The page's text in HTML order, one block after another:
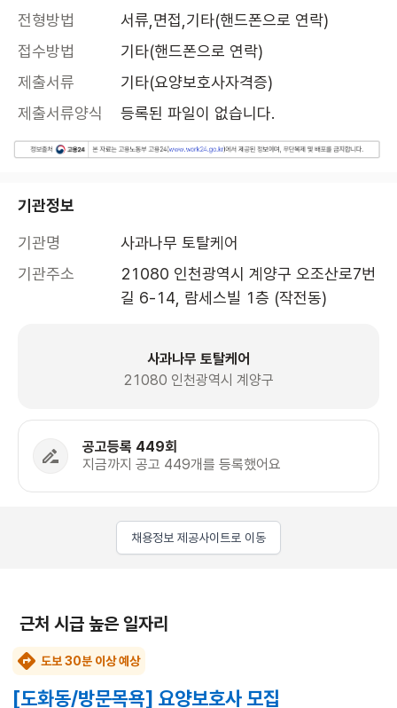
전형방법
서류,면접,기타(핸드폰으로 연락)
접수방법
기타(핸드폰으로 연락)
제출서류
기타(요양보호사자격증)
제출서류양식
등록된 파일이 없습니다.
기관정보
기관명
사과나무 토탈케어
기관주소
21080 인천광역시 계양구 오조산로7번
길 6-14, 람세스빌 1층 (작전동)
사과나무 토탈케어
21080 인천광역시 계양구
공고등록 449회
지금까지 공고 449개를 등록했어요
채용정보 제공사이트로 이동
근처 시급 높은 일자리
도보 30분 이상 예상
[도화동/방문목욕] 요양보호사 모집